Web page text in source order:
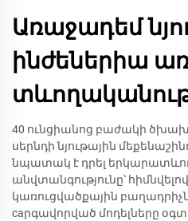
Առաջադեմ
ինժեներիա
40 ունցիանոց բաժակի
սերնդի նյութային
նպատակ է դրել
անվտանգությունը՝
կառուցվածքային
caրգավորված մոդելները